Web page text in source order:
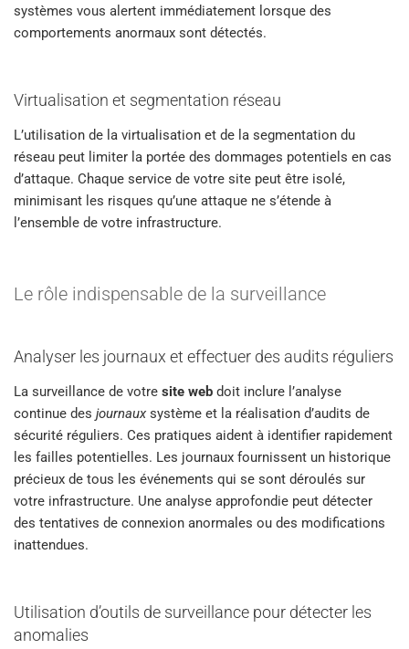
systèmes vous alertent immédiatement lorsque des
comportements anormaux sont détectés.
Virtualisation et segmentation réseau
L’utilisation de la virtualisation et de la segmentation du
réseau peut limiter la portée des dommages potentiels en cas
d’attaque. Chaque service de votre site peut être isolé,
minimisant les risques qu’une attaque ne s’étende à
l’ensemble de votre infrastructure.
Le rôle indispensable de la surveillance
Analyser les journaux et effectuer des audits réguliers
La surveillance de votre site web doit inclure l’analyse
continue des journaux système et la réalisation d’audits de
sécurité réguliers. Ces pratiques aident à identifier rapidement
les failles potentielles. Les journaux fournissent un historique
précieux de tous les événements qui se sont déroulés sur
votre infrastructure. Une analyse approfondie peut détecter
des tentatives de connexion anormales ou des modifications
inattendues.
Utilisation d’outils de surveillance pour détecter les
anomalies